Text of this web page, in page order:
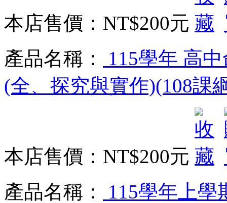
本店售價： NT$200元
產品名稱：
115學年 高
(全、探究與實作)(108課
本店售價： NT$200元
產品名稱：
115學年上學